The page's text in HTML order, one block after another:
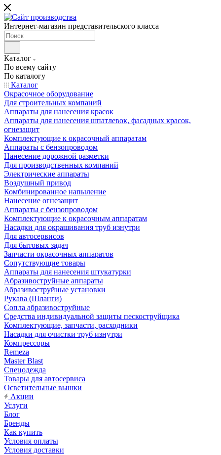
Интернет-магазин представительского класса
Каталог
По всему сайту
По каталогу
Каталог
Окрасочное оборудование
Для строительных компаний
Аппараты для нанесения красок
Аппараты для нанесения шпатлевок, фасадных красок,
огнезащит
Комплектующие к окрасочный аппаратам
Аппараты с бензопроводом
Нанесение дорожной разметки
Для производственных компаний
Электрические аппараты
Воздушный привод
Комбинированное напыление
Нанесение огнезащит
Аппараты с бензопроводом
Комплектующие к окрасочным аппаратам
Насадки для окрашивания труб изнутри
Для автосервисов
Для бытовых задач
Запчасти окрасочных аппаратов
Сопутствующие товары
Аппараты для нанесения штукатурки
Aбразивоструйные аппараты
Абразивоструйные установки
Рукава (Шланги)
Сопла абразивоструйные
Средства индивидуальной защиты пескоструйщика
Комплектующие, запчасти, расходники
Насадки для очистки труб изнутри
Компрессоры
Remeza
Master Blast
Спецодежда
Товары для автосервиса
Осветительные вышки
Акции
Услуги
Блог
Бренды
Как купить
Условия оплаты
Условия доставки